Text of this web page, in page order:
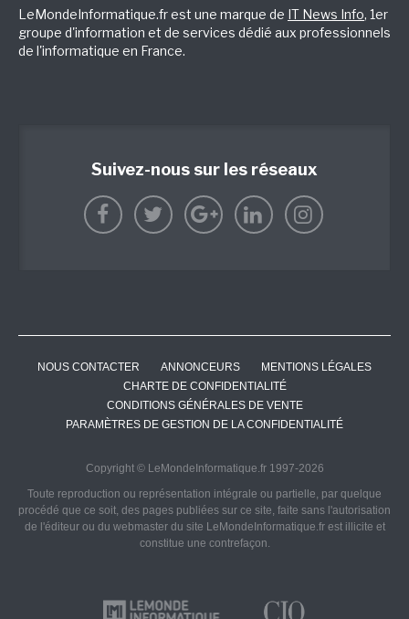
LeMondeInformatique.fr est une marque de IT News Info, 1er
groupe d'information et de services dédié aux professionnels
de l'informatique en France.
Suivez-nous sur les réseaux
NOUS CONTACTER ANNONCEURS
MENTIONS LÉGALES
CHARTE DE CONFIDENTIALITÉ
CONDITIONS GÉNÉRALES DE VENTE
PARAMÈTRES DE GESTION DE LA CONFIDENTIALITÉ
Copyright © LeMondeInformatique.fr 1997-2026
Toute reproduction ou représentation intégrale ou partielle, par quelque
procédé que ce soit, des pages publiées sur ce site, faite sans l'autorisation
de l'éditeur ou du webmaster du site LeMondeInformatique.fr est illicite et
constitue une contrefaçon.